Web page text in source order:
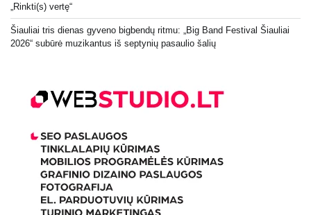
„Rinkti(s) vertę“
Šiauliai tris dienas gyveno bigbendų ritmu: „Big Band Festival Šiauliai
2026“ subūrė muzikantus iš septynių pasaulio šalių